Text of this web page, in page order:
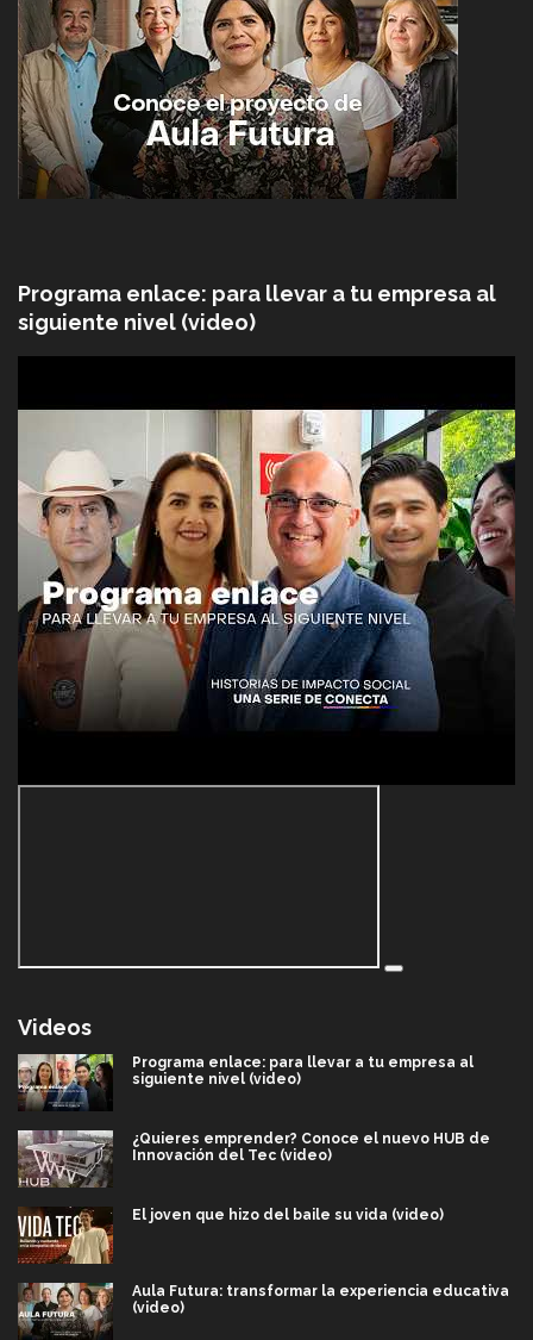
Programa enlace: para llevar a tu empresa al
siguiente nivel (video)
Videos
Programa enlace: para llevar a tu empresa al
siguiente nivel (video)
¿Quieres emprender? Conoce el nuevo HUB de
Innovación del Tec (video)
El joven que hizo del baile su vida (video)
Aula Futura: transformar la experiencia educativa
(video)